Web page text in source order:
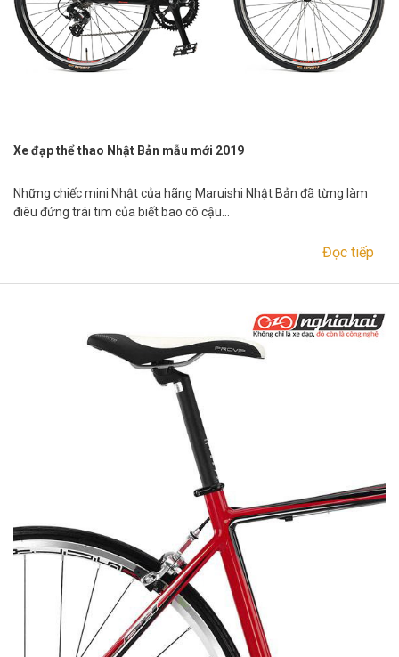
Xe đạp thể thao Nhật Bản mẫu mới 2019
Những chiếc mini Nhật của hãng Maruishi Nhật Bản đã từng làm
điêu đứng trái tim của biết bao cô cậu…
Đọc tiếp